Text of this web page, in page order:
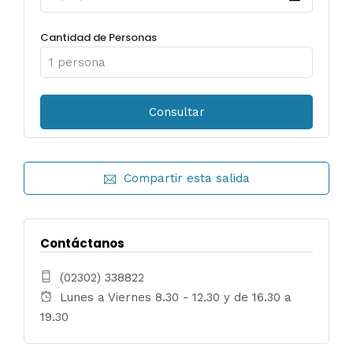
Cantidad de Personas
Compartir esta salida
Contáctanos
(02302) 338822
Lunes a Viernes 8.30 - 12.30 y de 16.30 a
19.30